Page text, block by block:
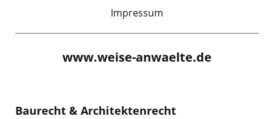
Impressum
www.weise-anwaelte.de
Baurecht & Architektenrecht